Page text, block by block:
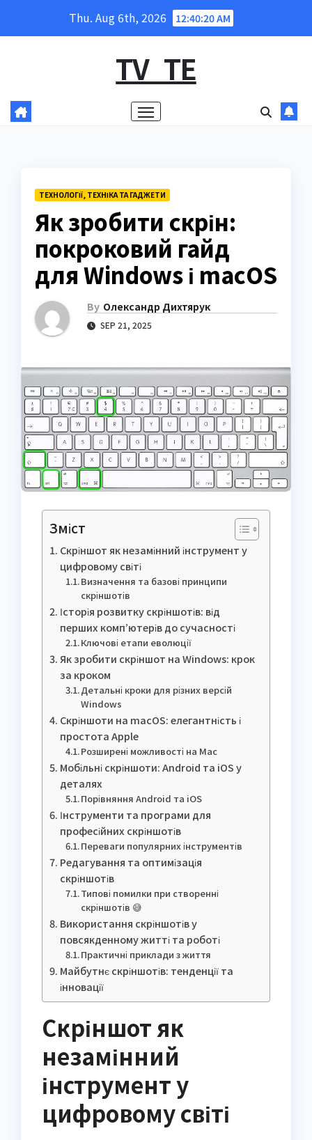
Thu. Aug 6th, 2026 12:40:21 AM
TV_TE
ТЕХНОЛОГІЇ, ТЕХНІКА ТА ГАДЖЕТИ
Як зробити скрін:
покроковий гайд
для Windows і macOS
By Олександр Дихтярук
SEP 21, 2025
Зміст
Скріншот як незамінний інструмент у
цифровому світі
Визначення та базові принципи
скріншотів
Історія розвитку скріншотів: від
перших комп’ютерів до сучасності
Ключові етапи еволюції
Як зробити скріншот на Windows: крок
за кроком
Детальні кроки для різних версій
Windows
Скріншоти на macOS: елегантність і
простота Apple
Розширені можливості на Mac
Мобільні скріншоти: Android та iOS у
деталях
Порівняння Android та iOS
Інструменти та програми для
професійних скріншотів
Переваги популярних інструментів
Редагування та оптимізація
скріншотів
Типові помилки при створенні
скріншотів 😅
Використання скріншотів у
повсякденному житті та роботі
Практичні приклади з життя
Майбутнє скріншотів: тенденції та
інновації
Скріншот як
незамінний
інструмент у
цифровому світі